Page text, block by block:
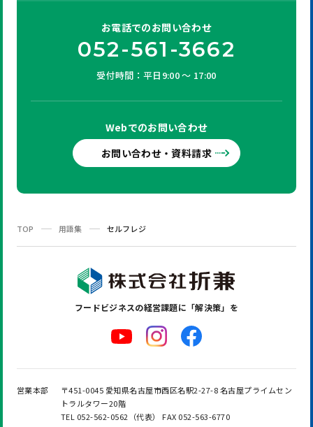
お電話でのお問い合わせ
052-561-3662
受付時間：平日9:00 ～ 17:00
Webでのお問い合わせ
お問い合わせ・資料請求
TOP 用語集 セルフレジ
フードビジネスの経営課題に「解決策」を
営業本部
〒451-0045 愛知県名古屋市西区名駅2-27-8 名古屋プライムセン
トラルタワー20階
TEL 052-562-0562（代表） FAX 052-563-6770